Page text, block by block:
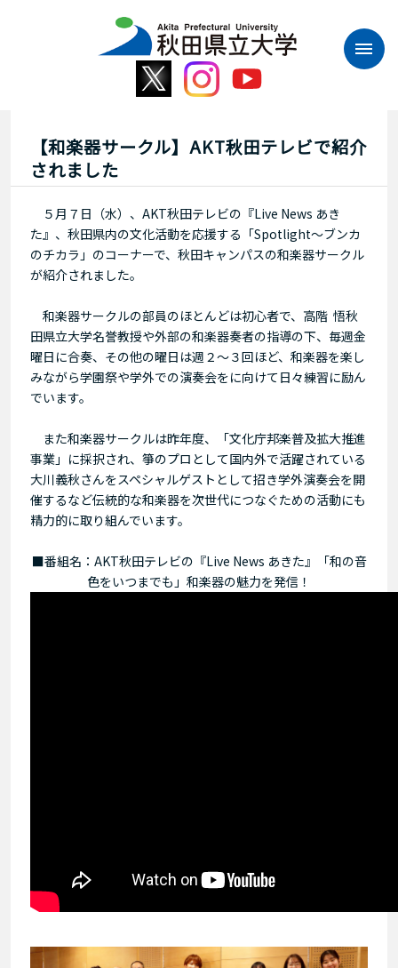
【和楽器サークル】AKT秋田テレビで紹介
されました
５月７日（水）、AKT秋田テレビの『Live News あき
た』、秋田県内の文化活動を応援する「Spotlight～ブンカ
のチカラ」のコーナーで、秋田キャンパスの和楽器サークル
が紹介されました。
和楽器サークルの部員のほとんどは初心者で、 高階 悟秋
田県立大学名誉教授や外部の和楽器奏者の指導の下、 毎週金
曜日に合奏、その他の曜日は週２～３回ほど、和楽器を楽し
みながら学園祭や学外での演奏会をに向けて日々練習に励ん
でいます。
また和楽器サークルは昨年度、「文化庁邦楽普及拡大推進
事業」に採択され、箏のプロとして国内外で活躍されている
大川義秋さんをスペシャルゲストとして招き学外演奏会を開
催するなど伝統的な和楽器を次世代につなぐための活動にも
精力的に取り組んでいます。
■番組名：AKT秋田テレビの『Live News あきた』「和の音
色をいつまでも」和楽器の魅力を発信！